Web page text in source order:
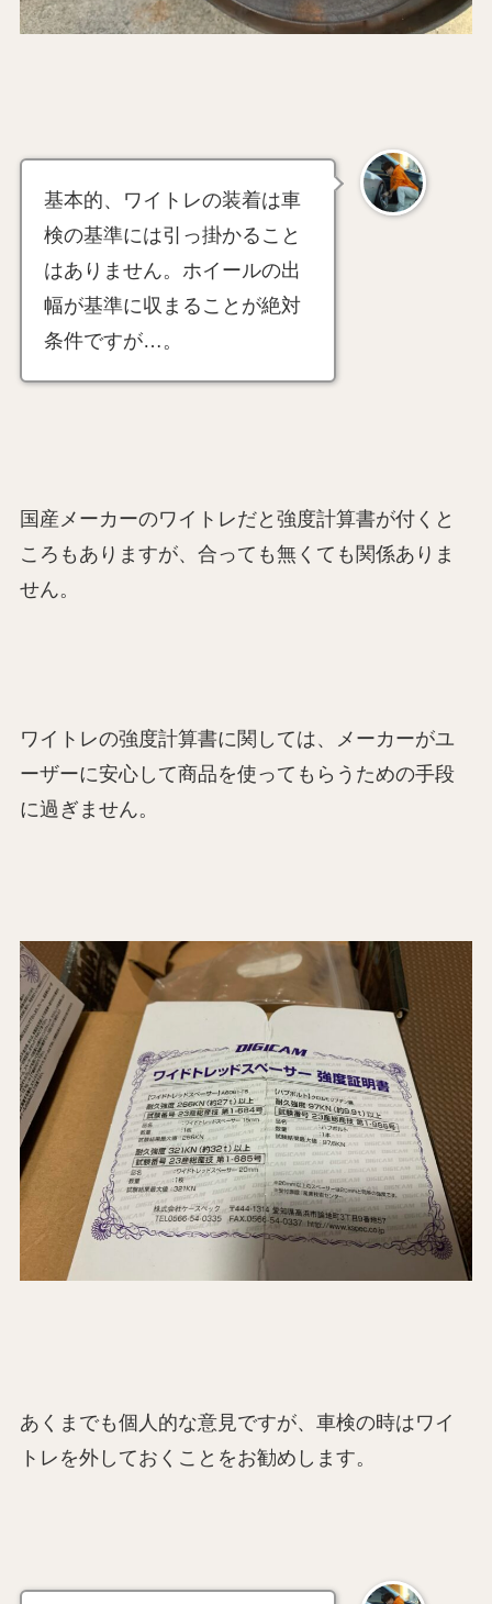
基本的、ワイトレの装着は車
検の基準には引っ掛かること
はありません。ホイールの出
幅が基準に収まることが絶対
条件ですが…。
国産メーカーのワイトレだと強度計算書が付くと
ころもありますが、合っても無くても関係ありま
せん。
ワイトレの強度計算書に関しては、メーカーがユ
ーザーに安心して商品を使ってもらうための手段
に過ぎません。
あくまでも個人的な意見ですが、車検の時はワイ
トレを外しておくことをお勧めします。